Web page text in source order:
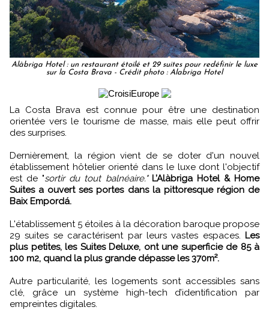
Alàbriga Hotel : un restaurant étoilé et 29 suites pour redéfinir le luxe
sur la Costa Brava - Crédit photo : Alabriga Hotel
La Costa Brava est connue pour être une destination
orientée vers le tourisme de masse, mais elle peut offrir
des surprises.
Dernièrement, la région vient de se doter d'un nouvel
établissement hôtelier orienté dans le luxe dont l'objectif
est de "sortir du tout balnéaire." L’Alàbriga Hotel & Home
Suites a ouvert ses portes dans la pittoresque région de
Baix Empordá.
L'établissement 5 étoiles à la décoration baroque propose
29 suites se caractérisent par leurs vastes espaces. Les
plus petites, les Suites Deluxe, ont une superficie de 85 à
100 m2, quand la plus grande dépasse les 370m².
Autre particularité, les logements sont accessibles sans
clé, grâce un système high-tech d’identification par
empreintes digitales.